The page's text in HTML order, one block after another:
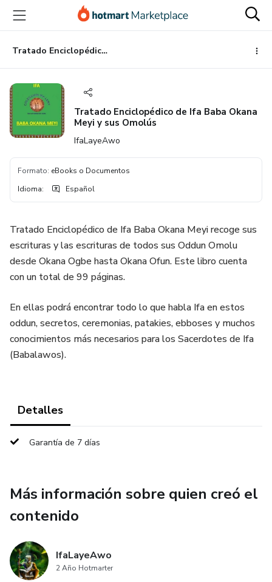
principal
página
de
página
Tratado Enciclopédico de Ifa Baba Okana Meyi y sus Omolús
Tratado Enciclopédico de Ifa Baba Okana
Meyi y sus Omolús
IfaLayeAwo
Formato: eBooks o Documentos
Idioma: Español
Tratado Enciclopédico de Ifa Baba Okana Meyi recoge sus
escrituras y las escrituras de todos sus Oddun Omolu
desde Okana Ogbe hasta Okana Ofun. Este libro cuenta
con un total de 99 páginas.
En ellas podrá encontrar todo lo que habla Ifa en estos
oddun, secretos, ceremonias, patakies, ebboses y muchos
conocimientos más necesarios para los Sacerdotes de Ifa
(Babalawos).
Detalles
Garantía de 7 días
Más información sobre quien creó el
contenido
IfaLayeAwo
2 Año Hotmarter